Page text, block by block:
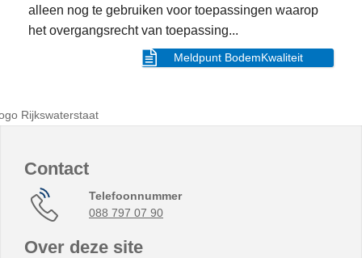
alleen nog te gebruiken voor toepassingen waarop
het overgangsrecht van toepassing...
Meldpunt BodemKwaliteit
Contact
Telefoonnummer
088 797 07 90
Over deze site